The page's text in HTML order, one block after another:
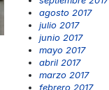
agosto 2017
julio 2017
junio 2017
mayo 2017
abril 2017
marzo 2017
febrero 2017